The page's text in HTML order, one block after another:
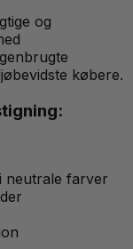
og
købere.
neutrale farver